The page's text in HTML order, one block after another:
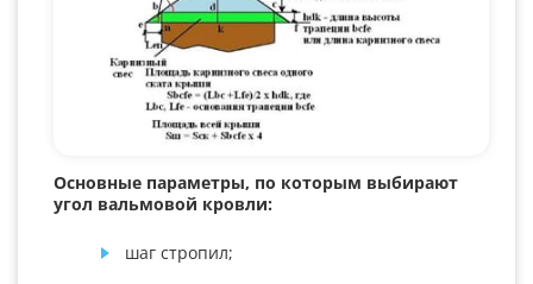
Основные параметры, по которым выбирают
угол вальмовой кровли:
шаг стропил;